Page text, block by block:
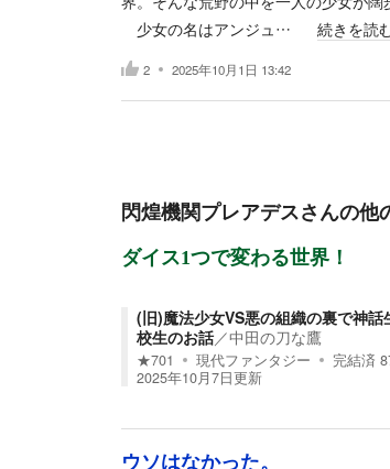
少女の名はアンジュ…
続きを読
2 2025年10月1日 13:42
閃煌機関プレアデスさんの他
ダイス1つで変わる世界！
(旧)魔法少女VS悪の組織の裏で神話
校生のお話／中田の刀な鷹
★701 現代ファンタジー 完結済
2025年10月7日更新
ウソはなかった。